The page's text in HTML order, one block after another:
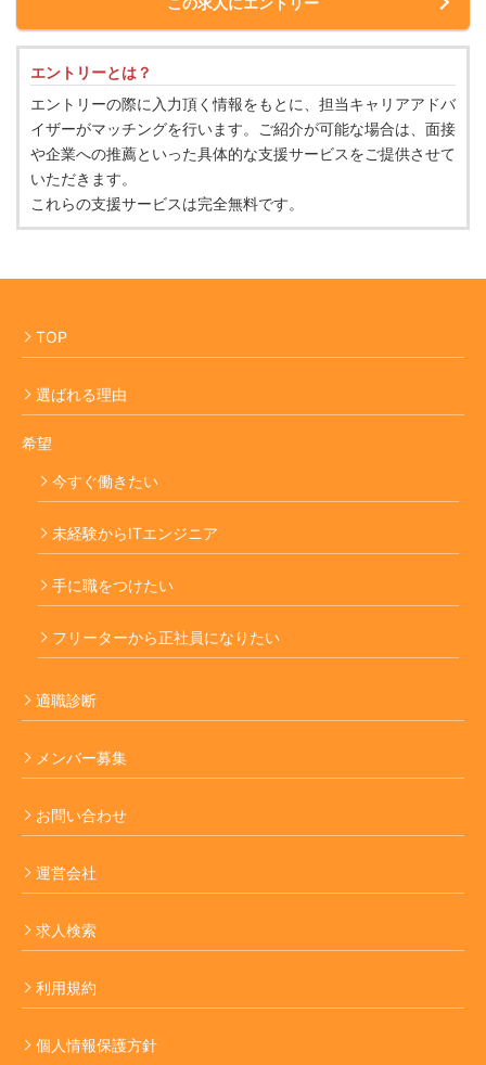
エントリーとは？
エントリーの際に入力頂く情報をもとに、担当キャリアアドバ
イザーがマッチングを行います。ご紹介が可能な場合は、面接
や企業への推薦といった具体的な支援サービスをご提供させて
いただきます。
これらの支援サービスは完全無料です。
TOP
選ばれる理由
希望
今すぐ働きたい
未経験からITエンジニア
手に職をつけたい
フリーターから正社員になりたい
適職診断
メンバー募集
お問い合わせ
運営会社
求人検索
利用規約
個人情報保護方針